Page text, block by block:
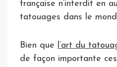
française n’interdit en
tatouages dans le
Bien que l’art du
de façon importante